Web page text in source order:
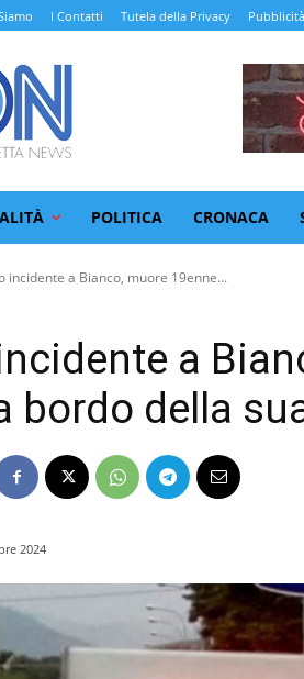
I Contatti Tutela della Privacy Pubblicità
POLITICA CRONACA
incidente a Bianco, muore 19enne...
a
bordo della
2024